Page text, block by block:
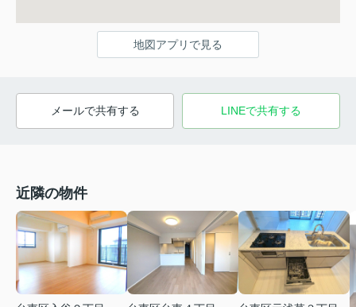
地図アプリで見る
メールで共有する LINEで共有する
近隣の物件